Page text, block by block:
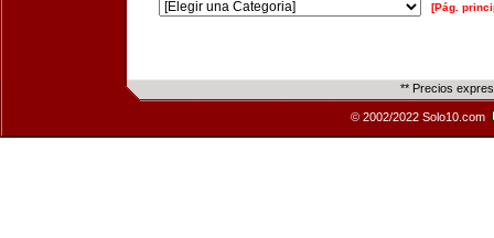
[Pág.
** Precios
© 2002/2022 Solo10.com